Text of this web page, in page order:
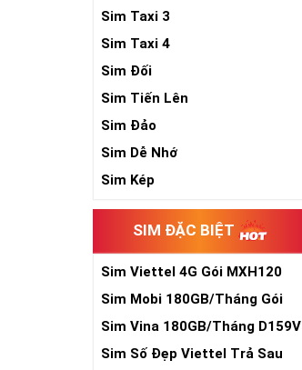
Sim Taxi 3
Sim Taxi 4
Sim Đối
Sim Tiến Lên
Sim Đảo
Sim Dễ Nhớ
Sim Kép
SIM ĐẶC BIỆT
Sim Viettel 4G Gói MXH120
Siêu Rẻ
Sim Mobi 180GB/Tháng Gói
TK159
Sim Vina 180GB/Tháng D159V
Sim Số Đẹp Viettel Trả Sau